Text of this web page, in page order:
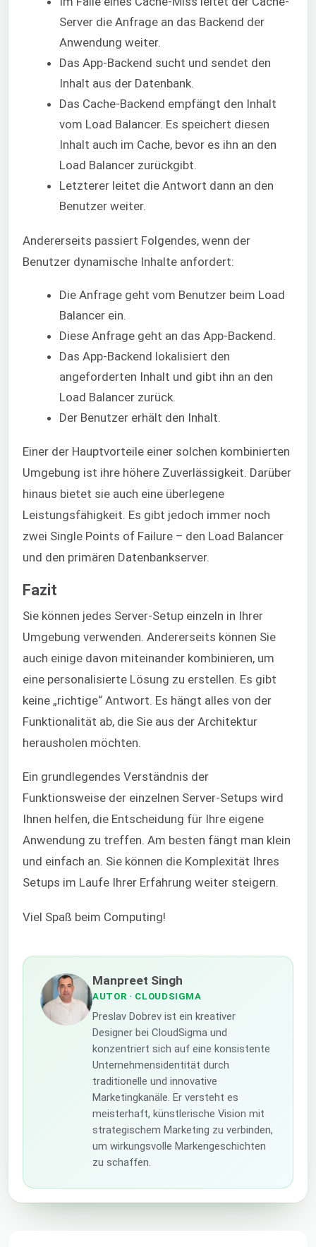
Server die Anfrage an das Backend der
Anwendung weiter.
Das App-Backend sucht und sendet den
Inhalt aus der Datenbank.
Das Cache-Backend empfängt den Inhalt
vom Load Balancer. Es speichert diesen
Inhalt auch im Cache, bevor es ihn an den
Load Balancer zurückgibt.
Letzterer leitet die Antwort dann an den
Benutzer weiter.
Andererseits passiert Folgendes, wenn der
Benutzer dynamische Inhalte anfordert:
Die Anfrage geht vom Benutzer beim Load
Balancer ein.
Diese Anfrage geht an das App-Backend.
Das App-Backend lokalisiert den
angeforderten Inhalt und gibt ihn an den
Load Balancer zurück.
Der Benutzer erhält den Inhalt.
Einer der Hauptvorteile einer solchen kombinierten
Umgebung ist ihre höhere Zuverlässigkeit. Darüber
hinaus bietet sie auch eine überlegene
Leistungsfähigkeit. Es gibt jedoch immer noch
zwei Single Points of Failure – den Load Balancer
und den primären Datenbankserver.
Fazit
Sie können jedes Server-Setup einzeln in Ihrer
Umgebung verwenden. Andererseits können Sie
auch einige davon miteinander kombinieren, um
eine personalisierte Lösung zu erstellen. Es gibt
keine „richtige“ Antwort. Es hängt alles von der
Funktionalität ab, die Sie aus der Architektur
herausholen möchten.
Ein grundlegendes Verständnis der
Funktionsweise der einzelnen Server-Setups wird
Ihnen helfen, die Entscheidung für Ihre eigene
Anwendung zu treffen. Am besten fängt man klein
und einfach an. Sie können die Komplexität Ihres
Setups im Laufe Ihrer Erfahrung weiter steigern.
Viel Spaß beim Computing!
Manpreet Singh
AUTOR · CLOUDSIGMA
Preslav Dobrev ist ein kreativer
Designer bei CloudSigma und
konzentriert sich auf eine konsistente
Unternehmensidentität durch
traditionelle und innovative
Marketingkanäle. Er versteht es
meisterhaft, künstlerische Vision mit
strategischem Marketing zu verbinden,
um wirkungsvolle Markengeschichten
zu schaffen.